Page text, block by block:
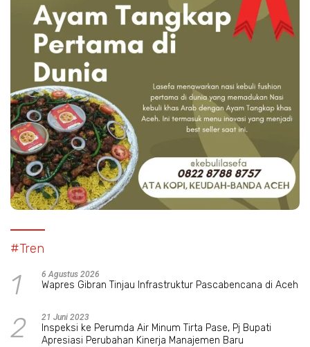
#Tren
1 6 Agustus 2026
Wapres Gibran Tinjau Infrastruktur Pascabencana di Aceh
2 21 Juni 2023
Inspeksi ke Perumda Air Minum Tirta Pase, Pj Bupati
Apresiasi Perubahan Kinerja Manajemen Baru